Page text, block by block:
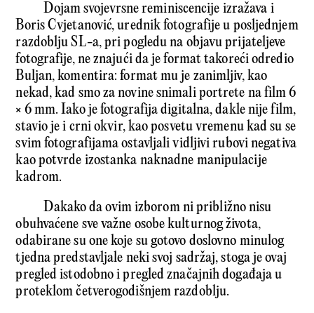
Dojam svojevrsne reminiscencije izražava i
Boris Cvjetanović, urednik fotografije u posljednjem
razdoblju SL-a, pri pogledu na objavu prijateljeve
fotografije, ne znajući da je format takoreći odredio
Buljan, komentira: format mu je zanimljiv, kao
nekad, kad smo za novine snimali portrete na film 6
× 6 mm. Iako je fotografija digitalna, dakle nije film,
stavio je i crni okvir, kao posvetu vremenu kad su se
svim fotografijama ostavljali vidljivi rubovi negativa
kao potvrde izostanka naknadne manipulacije
kadrom.
Dakako da ovim izborom ni približno nisu
obuhvaćene sve važne osobe kulturnog života,
odabirane su one koje su gotovo doslovno minulog
tjedna predstavljale neki svoj sadržaj, stoga je ovaj
pregled istodobno i pregled značajnih događaja u
proteklom četverogodišnjem razdoblju.